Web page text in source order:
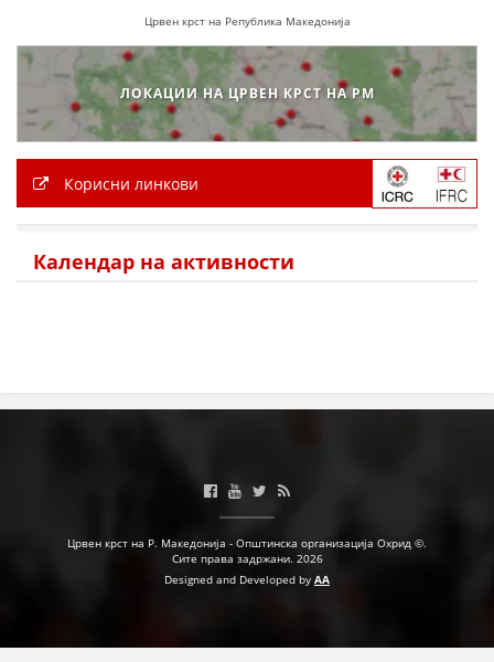
ФОРМУЛАРИ ЗА БАРАЊА
ЗДРАВСТВЕНО ПРЕВЕНТИВНА ДЕЈНОСТ
ПРИРАЧНИЦИ
Црвен крст на Република Македонија
ЛОКАЦИИ НА ЦРВЕН КРСТ НА РМ
Корисни линкови
Календар на активности
Црвен крст на Р. Македонија - Општинска организација Охрид ©.
Сите права задржани. 2026
Designed and Developed by AA